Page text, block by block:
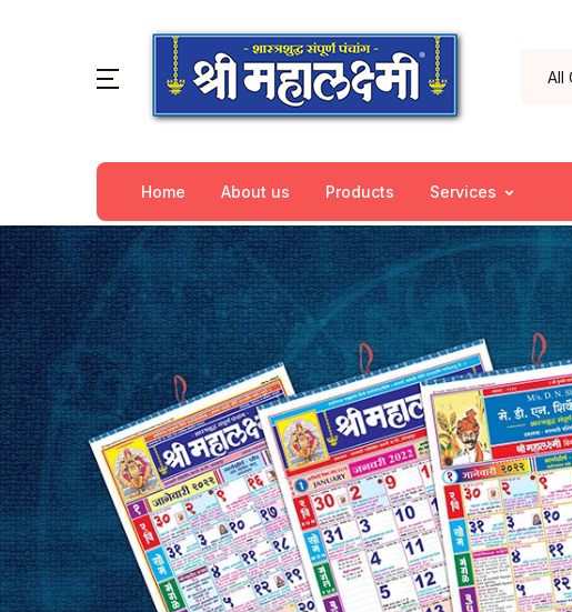
Home About us Products Services